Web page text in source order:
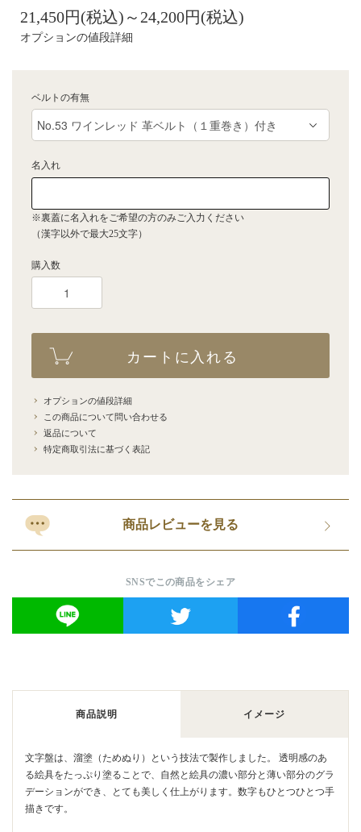
21,450円(税込)～24,200円(税込)
オプションの値段詳細
ベルトの有無
名入れ
※裏蓋に名入れをご希望の方のみご入力ください
（漢字以外で最大25文字）
購入数
カートに入れる
オプションの値段詳細
この商品について問い合わせる
返品について
特定商取引法に基づく表記
商品レビューを見る
SNSでこの商品をシェア
商品説明 イメージ
文字盤は、溜塗（ためぬり）という技法で製作しました。 透明感のあ
る絵具をたっぷり塗ることで、自然と絵具の濃い部分と薄い部分のグラ
デーションができ、とても美しく仕上がります。数字もひとつひとつ手
描きです。